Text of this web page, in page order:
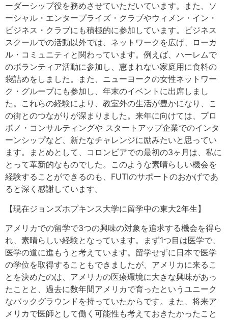
ーダーシップ役を務めさせていただいています。また、ソ
ーシャル・エンタープライズ・クラブやウィメン・イン・
ビジネス・クラブにも積極的に参加しています。ビジネス
スクールでの活動以外では、ネットワークを広げ、ローカ
ル・コミュニティと関わっています。例えば、ハーレムで
のボランティア活動に参加し、恵まれない家庭用に食料の
袋詰めをしました。また、ニューヨークの女性ネットワー
ク・グループにも参加し、年末のイベントに出席しまし
た。これらの経験により、教室外の生活が豊かになり、こ
の街とのつながりが深まりました。来年に向けては、プロ
ボノ・コンサルティングや スタートアップ企業でのインタ
ーンシップなど、新たなチャレンジに励みたいと思ってい
ます。まとめとして、コロンビアでの最初の3ヶ月は、私に
とって革新的なものでした。このような素晴らしい機会を
経験することができるのも、FUTIのサポートのおかげであ
ると深く感謝しています。
【現在ジョンズホプキンス大学に留学中の東大2年生】
アメリカでの留学で3つの興味の対象を追求する機会を得ら
れ、素晴らしい経験となっています。まず1つ目は医学で、
医学の道に進もうと考えています。留学せずに日本で医学
の学位を取得することもできましたが、アメリカに来るこ
とを決めたのは、アメリカの医療環境に大きな興味があっ
たことと、過去に数年間アメリカで育ったというユニーク
なバックグラウンドを持っていたからです。また、将来ア
メリカで医師として働く可能性も考えておきたかったこと